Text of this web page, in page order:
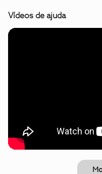
Vídeos de ajuda